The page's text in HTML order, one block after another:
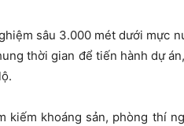
sâu 3.000 mét dưới mực
thời gian để tiến hành dự
kiếm khoáng sản, phòng thí